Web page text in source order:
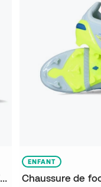
Chaussure de football Predator Elite FT FG Jude Bellingham
ENFANT